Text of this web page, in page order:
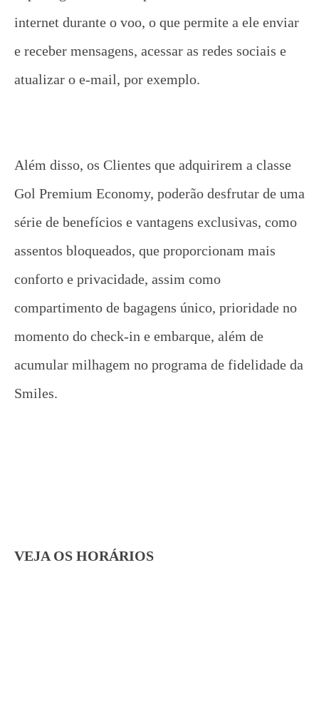
internet durante o voo, o que permite a ele enviar
e receber mensagens, acessar as redes sociais e
atualizar o e-mail, por exemplo.
Além disso, os Clientes que adquirirem a classe
Gol Premium Economy, poderão desfrutar de uma
série de benefícios e vantagens exclusivas, como
assentos bloqueados, que proporcionam mais
conforto e privacidade, assim como
compartimento de bagagens único, prioridade no
momento do check-in e embarque, além de
acumular milhagem no programa de fidelidade da
Smiles.
VEJA OS HORÁRIOS